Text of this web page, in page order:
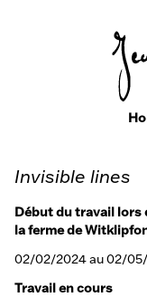
Invisible lines
Début du travail lors
la ferme de
02/02/2024 au 02/
Travail en cours